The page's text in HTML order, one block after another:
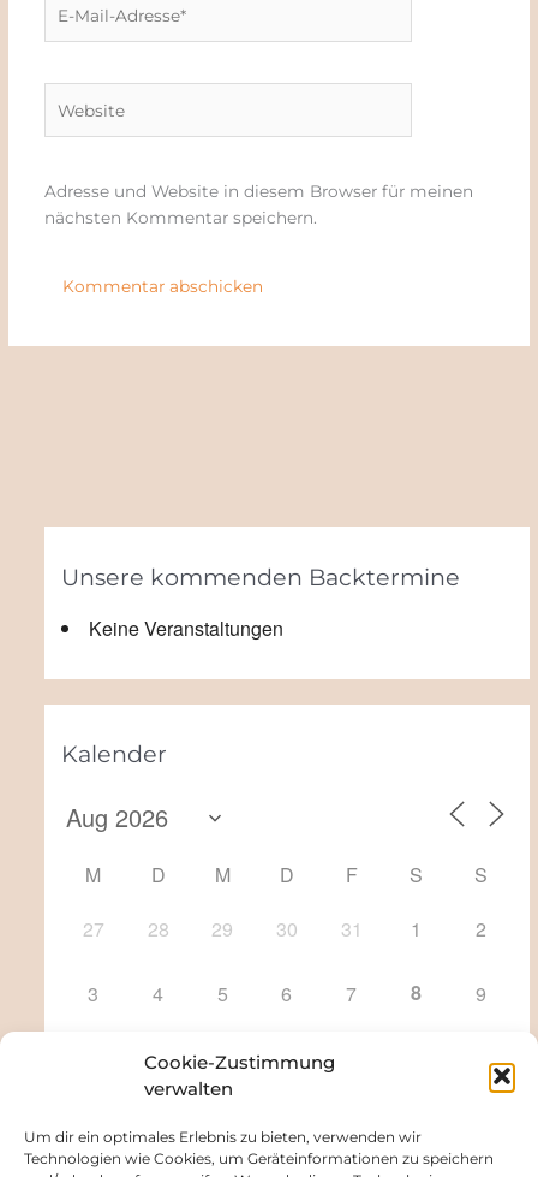
Cookie-Zustimmung
verwalten
Um dir ein optimales Erlebnis zu bieten, verwenden wir
Technologien wie Cookies, um Geräteinformationen zu speichern
Mail-
Adresse und Website in diesem Browser für meinen
nächsten Kommentar speichern.
Unsere kommenden Backtermine
Keine Veranstaltungen
Kalender
M D M D F S
S
27
28 29 30 31 1 2
3 4 5 6 7 8 9
11 12 13 16